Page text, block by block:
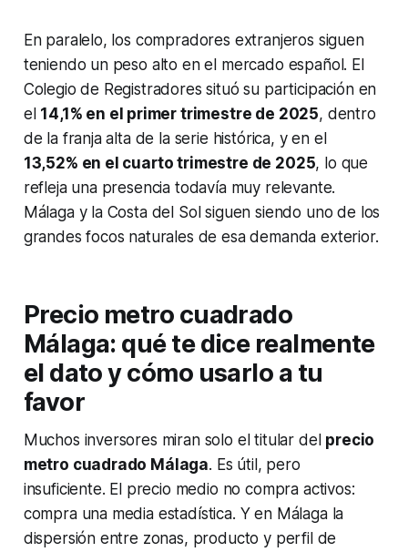
En paralelo, los compradores extranjeros siguen
teniendo un peso alto en el mercado español. El
Colegio de Registradores situó su participación en
el 14,1% en el primer trimestre de 2025, dentro
de la franja alta de la serie histórica, y en el
13,52% en el cuarto trimestre de 2025, lo que
refleja una presencia todavía muy relevante.
Málaga y la Costa del Sol siguen siendo uno de los
grandes focos naturales de esa demanda exterior.
Precio metro cuadrado
Málaga: qué te dice realmente
el dato y cómo usarlo a tu
favor
Muchos inversores miran solo el titular del precio
metro cuadrado Málaga. Es útil, pero
insuficiente. El precio medio no compra activos:
compra una media estadística. Y en Málaga la
dispersión entre zonas, producto y perfil de